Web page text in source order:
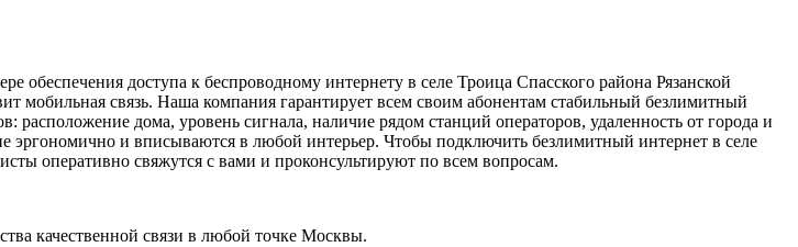
обеспечения доступа к беспроводному интернету в селе Троица Спасского района Рязанской
мобильная связь. Наша компания гарантирует всем своим абонентам стабильный безлимитный
дома, уровень сигнала, наличие рядом станций операторов, удаленность от города и
эргономично и вписываются в любой интерьер. Чтобы подключить безлимитный интернет в селе
оперативно свяжутся с вами и проконсультируют по всем вопросам.
качественной связи в любой точке Москвы.